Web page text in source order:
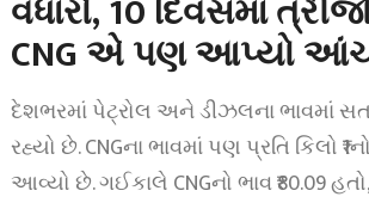
વધારો, 10 દિવસમાં
CNG એ પણ આપ્યો
દેશભરમાં પેટ્રોલ અને ડીઝલના ભાવમાં
રહ્યો છે. CNGના ભાવમાં પણ પ્રતિ કિલો
આવ્યો છે. ગઈકાલે CNGનો ભાવ ₹80.09